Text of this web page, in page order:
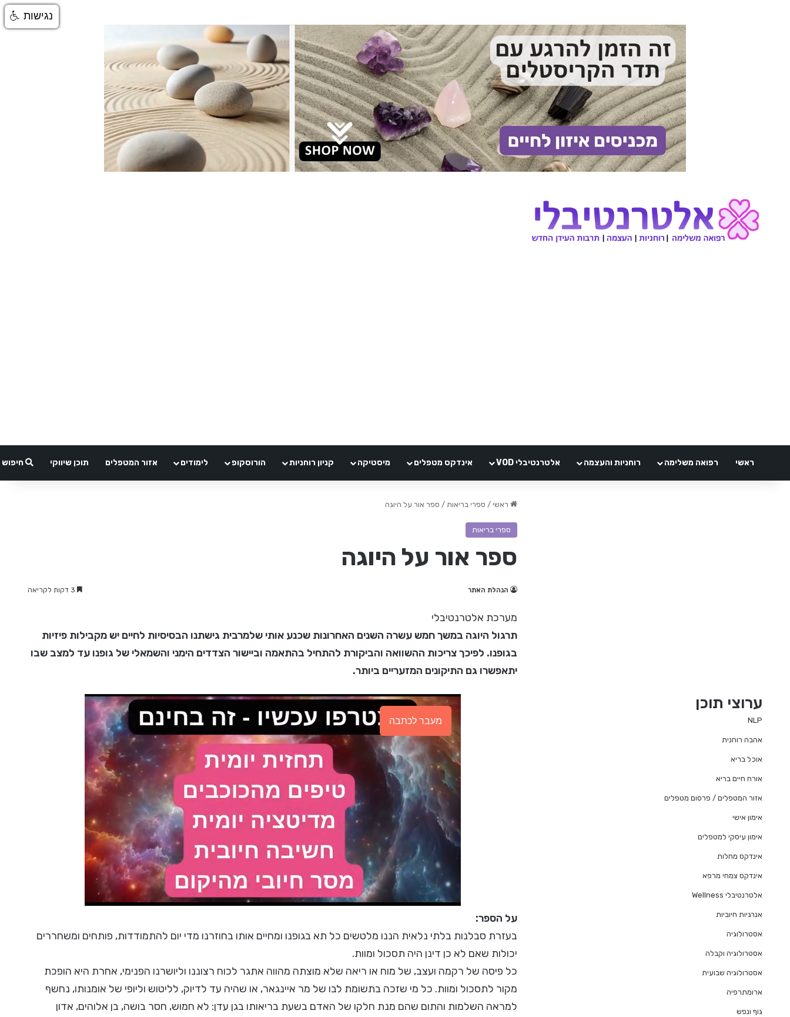
ראשי רפואה משלימה רוחניות והעצמה אלטרנטיבלי VOD אינדקס מטפלים מיסטיקה קניון רוחניות הורוסקופ לימודים אזור המטפלים תוכן שיווקי חיפוש
ראשי / ספרי בריאות / ספר אור על היוגה
ספרי בריאות
ספר אור על היוגה
הנהלת האתר
מערכת אלטרנטיבלי
תרגול היוגה במשך חמש עשרה השנים האחרונות שכנע אותי שלמרבית גישתנו הבסיסיות לחיים יש מקבילות פיזיות
בגופנו. לפיכך צריכות ההשוואה והביקורת להתחיל בהתאמה וביישור הצדדים הימני והשמאלי של גופנו עד למצב שבו
יתאפשרו גם התיקונים המזעריים ביותר.
מעבר לכתבה
על הספר:
בעזרת סבלנות בלתי נלאית הננו מלטשים כל תא בגופנו ומחיים אותו בחוזרנו מדי יום להתמודדות, פותחים ומשחררים
יכולות שאם לא כן דינן היה תסכול ומוות.
כל פיסה של רקמה ועצב, של מוח או ריאה שלא מוצתה מהווה אתגר לכוח רצוננו וליושרנו הפנימי, אחרת היא הופכת
מקור לתסכול ומוות. כל מי שזכה בתשומת לבו של מר איינגאר, או שהיה עד לדיוק, לליטוש וליופי של אומנותו, נחשף
למראה השלמות והתום שהם מנת חלקו של האדם בשעת בריאותו בגן עדן: לא חמוש, חסר בושה, בן אלוהים, אדון
ערוצי תוכן
NLP
אהבה רוחנית
אוכל בריא
אורח חיים בריא
אזור המטפלים / פרסום מטפלים
אימון אישי
אימון עיסקי למטפלים
אינדקס מחלות
אינדקס צמחי מרפא
אלטרנטיבלי Wellness
אנרגיות חיוביות
אסטרולוגיה
אסטרולוגיה וקבלה
אסטרולוגיה שבועית
ארומתרפיה
גוף ונפש
נגישות